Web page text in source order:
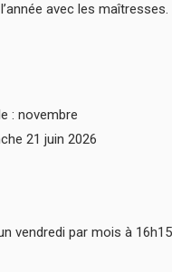
avec les
: novembre
21 juin 2026
vendredi par mois à 16h15